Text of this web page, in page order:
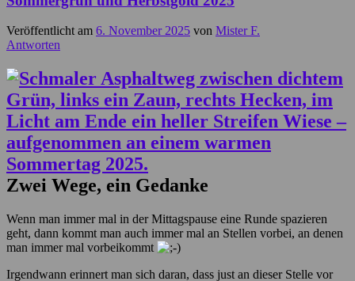
Veröffentlicht am 6. November 2025 von Mister F.
Antworten
Zwei Wege, ein Gedanke
Wenn man immer mal in der Mittagspause eine Runde spazieren
geht, dann kommt man auch immer mal an Stellen vorbei, an denen
man immer mal vorbeikommt
Irgendwann erinnert man sich daran, dass just an dieser Stelle vor